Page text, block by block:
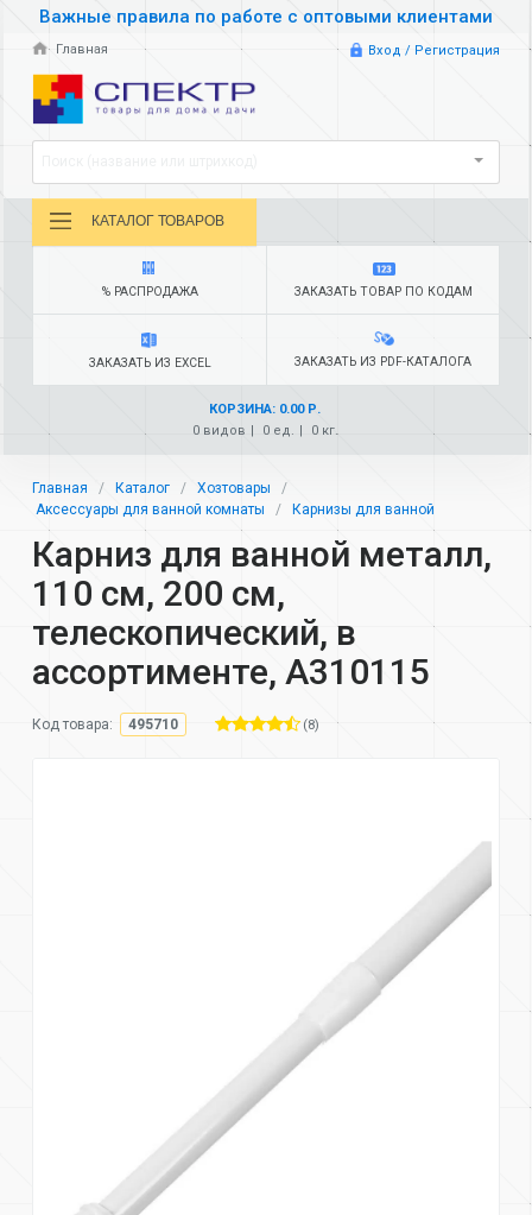
Важные правила по работе с оптовыми клиентами
Главная Вход / Регистрация
КАТАЛОГ ТОВАРОВ
% РАСПРОДАЖА ЗАКАЗАТЬ ТОВАР ПО КОДАМ
ЗАКАЗАТЬ ИЗ EXCEL ЗАКАЗАТЬ ИЗ PDF-КАТАЛОГА
КОРЗИНА: 0.00 Р.
0 видов
0 ед. 0 кг.
Главная Каталог
Хозтовары
Аксессуары для ванной комнаты
Карнизы для ванной
Карниз для ванной металл,
110 см, 200 см,
телескопический, в
ассортименте, A310115
Код товара: 495710 (8)